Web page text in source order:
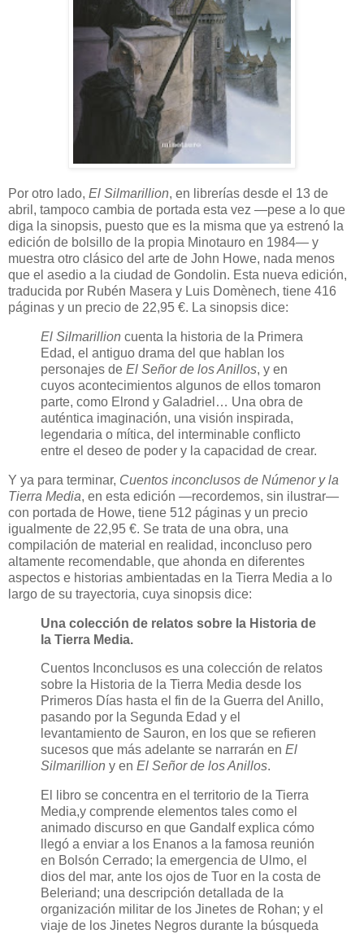
Por otro lado, El Silmarillion, en librerías desde el 13 de
abril, tampoco cambia de portada esta vez —pese a lo que
diga la sinopsis, puesto que es la misma que ya estrenó la
edición de bolsillo de la propia Minotauro en 1984— y
muestra otro clásico del arte de John Howe, nada menos
que el asedio a la ciudad de Gondolin. Esta nueva edición,
traducida por Rubén Masera y Luis Domènech, tiene 416
páginas y un precio de 22,95 €. La sinopsis dice:
El Silmarillion cuenta la historia de la Primera
Edad, el antiguo drama del que hablan los
personajes de El Señor de los Anillos, y en
cuyos acontecimientos algunos de ellos tomaron
parte, como Elrond y Galadriel… Una obra de
auténtica imaginación, una visión inspirada,
legendaria o mítica, del interminable conflicto
entre el deseo de poder y la capacidad de crear.
Y ya para terminar, Cuentos inconclusos de Númenor y la
Tierra Media, en esta edición —recordemos, sin ilustrar—
con portada de Howe, tiene 512 páginas y un precio
igualmente de 22,95 €. Se trata de una obra, una
compilación de material en realidad, inconcluso pero
altamente recomendable, que ahonda en diferentes
aspectos e historias ambientadas en la Tierra Media a lo
largo de su trayectoria, cuya sinopsis dice:
Una colección de relatos sobre la Historia de
la Tierra Media.
Cuentos Inconclusos es una colección de relatos
sobre la Historia de la Tierra Media desde los
Primeros Días hasta el fin de la Guerra del Anillo,
pasando por la Segunda Edad y el
levantamiento de Sauron, en los que se refieren
sucesos que más adelante se narrarán en El
Silmarillion y en El Señor de los Anillos.
El libro se concentra en el territorio de la Tierra
Media,y comprende elementos tales como el
animado discurso en que Gandalf explica cómo
llegó a enviar a los Enanos a la famosa reunión
en Bolsón Cerrado; la emergencia de Ulmo, el
dios del mar, ante los ojos de Tuor en la costa de
Beleriand; una descripción detallada de la
organización militar de los Jinetes de Rohan; y el
viaje de los Jinetes Negros durante la búsqueda